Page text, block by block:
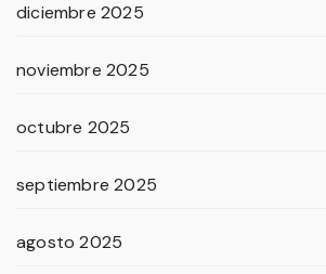
diciembre 2025
noviembre 2025
octubre 2025
septiembre 2025
agosto 2025